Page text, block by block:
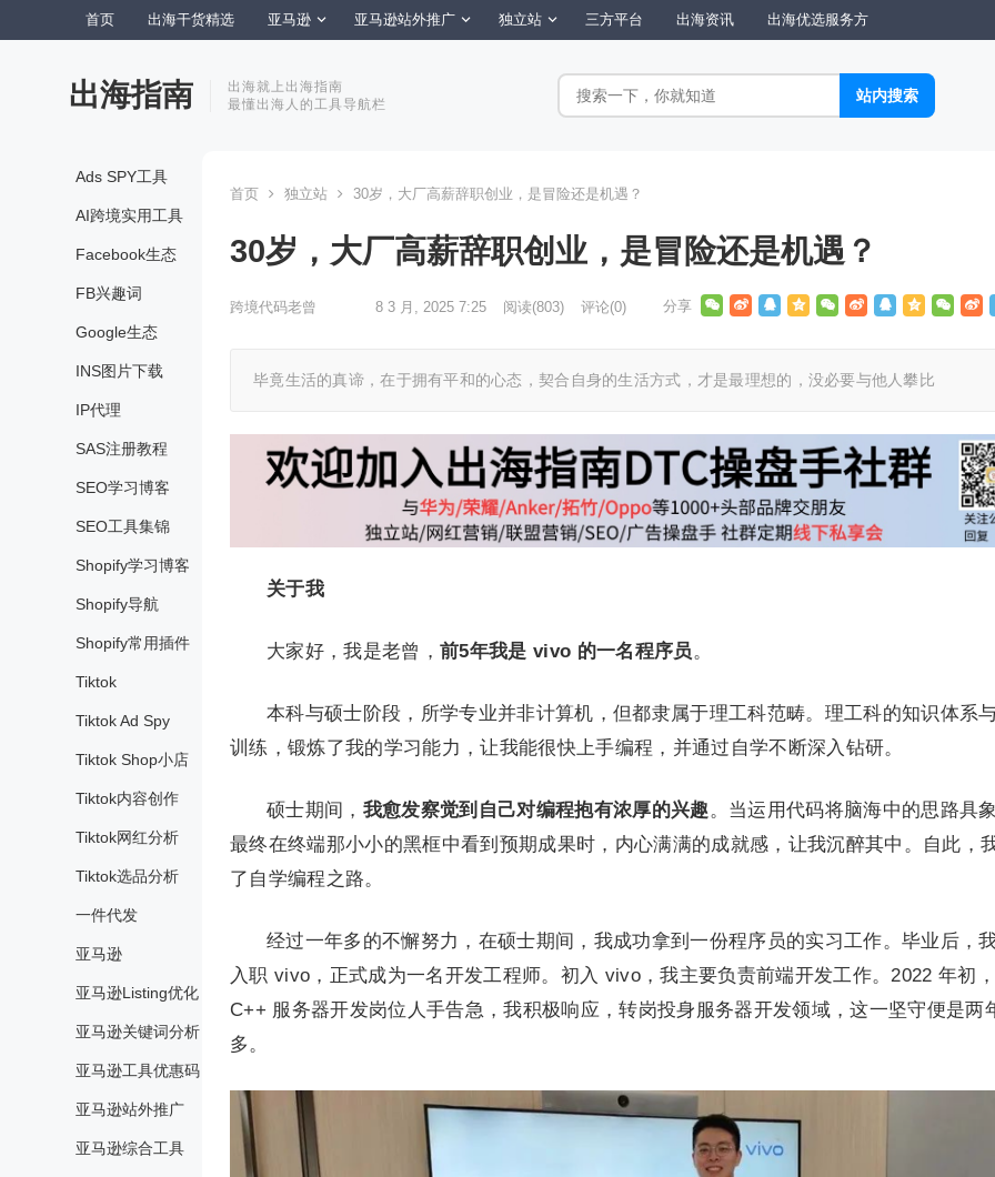
首页 出海干货精选 亚马逊 亚马逊站外推广 独立站 三方平台 出海资讯 出海优选服务方
出海指南
出海就上出海指南
最懂出海人的工具导航栏
Ads SPY工具
AI跨境实用工具
Facebook生态
FB兴趣词
Google生态
INS图片下载
IP代理
SAS注册教程
SEO学习博客
SEO工具集锦
Shopify学习博客
Shopify导航
Shopify常用插件
Tiktok
Tiktok Ad Spy
Tiktok Shop小店
Tiktok内容创作
Tiktok网红分析
Tiktok选品分析
一件代发
亚马逊
亚马逊Listing优化
亚马逊关键词分析
亚马逊工具优惠码
亚马逊站外推广
亚马逊综合工具
首页 独立站 30岁，大厂高薪辞职创业，是冒险还是机遇？
30岁，大厂高薪辞职创业，是冒险还是机遇？
跨境代码老曾 8 3 月, 2025 7:25 阅读(803) 评论(0)
毕竟生活的真谛，在于拥有平和的心态，契合自身的生活方式，才是最理想的，没必要与他人攀比
关于我
大家好，我是老曾， 前5年我是 vivo 的一名程序员 。
本科与硕士阶段，所学专业并非计算机，但都隶属于理工科范畴。理工科的知识体系
训练，锻炼了我的学习能力，让我能很快上手编程，并通过自学不断深入钻研。
硕士期间， 我愈发察觉到自己对编程抱有浓厚的兴趣。当运用代码将脑海中的思路具
最终在终端那小小的黑框中看到预期成果时，内心满满的成就感，让我沉醉其中。自此，
了自学编程之路。
经过一年多的不懈努力，在硕士期间，我成功拿到一份程序员的实习工作。毕业后，
入职 vivo，正式成为一名开发工程师。初入 vivo，我主要负责前端开发工作。2022 年初
C++ 服务器开发岗位人手告急，我积极响应，转岗投身服务器开发领域，这一坚守便是两
多。